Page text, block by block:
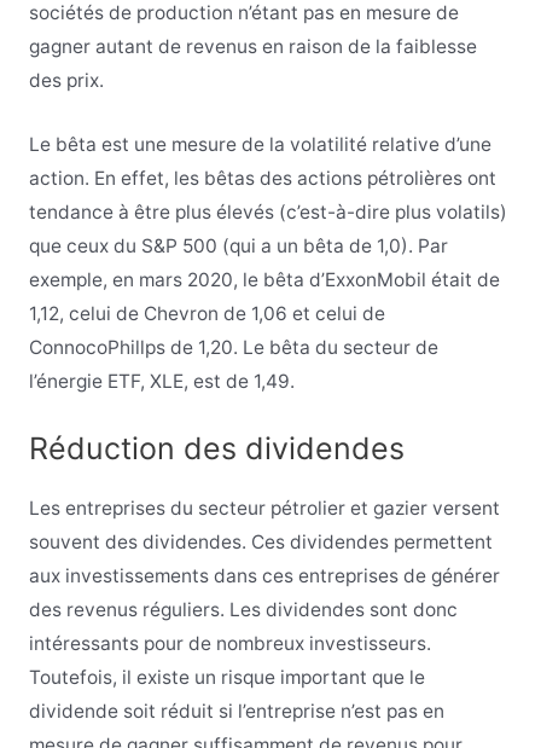
sociétés de production n’étant pas en mesure de
gagner autant de revenus en raison de la faiblesse
des prix.
Le bêta est une mesure de la volatilité relative d’une
action. En effet, les bêtas des actions pétrolières ont
tendance à être plus élevés (c’est-à-dire plus volatils)
que ceux du S&P 500 (qui a un bêta de 1,0). Par
exemple, en mars 2020, le bêta d’ExxonMobil était de
1,12, celui de Chevron de 1,06 et celui de
ConnocoPhillps de 1,20. Le bêta du secteur de
l’énergie ETF, XLE, est de 1,49.
Réduction des dividendes
Les entreprises du secteur pétrolier et gazier versent
souvent des dividendes. Ces dividendes permettent
aux investissements dans ces entreprises de générer
des revenus réguliers. Les dividendes sont donc
intéressants pour de nombreux investisseurs.
Toutefois, il existe un risque important que le
dividende soit réduit si l’entreprise n’est pas en